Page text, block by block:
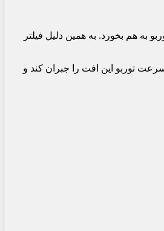
به هم بخورد. به همین دلیل فیلتر
توربو این افت را جبران کند و